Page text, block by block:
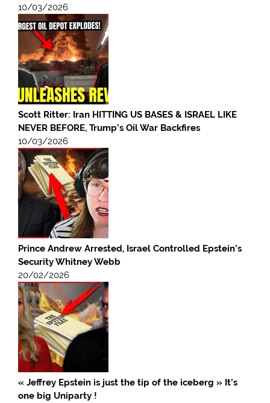
10/03/2026
Scott Ritter: Iran HITTING US BASES & ISRAEL LIKE
NEVER BEFORE, Trump’s Oil War Backfires
10/03/2026
Prince Andrew Arrested, Israel Controlled Epstein’s
Security Whitney Webb
20/02/2026
« Jeffrey Epstein is just the tip of the iceberg » It’s
one big Uniparty !